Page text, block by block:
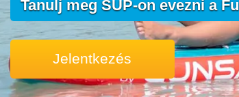
Tanulj meg SUP-on evezni a
Jelentkezés